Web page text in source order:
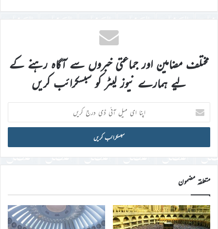
مختلف مضامین اور جماعتی خبروں سے آگاہ رہنے کے
لیے ہمارے نیوز لیٹر کو سبسکرائب کریں
اپنا
ای
میل
ڈی
درج
کریں
متعلقہ مضمون